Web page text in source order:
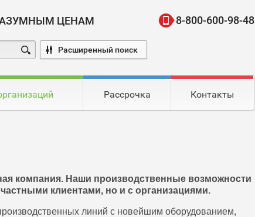
ЦЕНАМ 8-800-600-98-48
Расширенный поиск
Рассрочка Контакты
компания. Наши производственные возможности
клиентами, но и с организациями.
линий с новейшим оборудованием,